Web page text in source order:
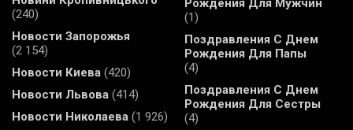
(240)
Новости Запорожья
(2 154)
Новости Киева (420)
Новости Львова (414)
Новости Николаева (1 926)
Рождения Для Мужчин
(1)
Поздравления С Днем
Рождения Для Папы
(4)
Поздравления С Днем
Рождения Для Сестры
(4)